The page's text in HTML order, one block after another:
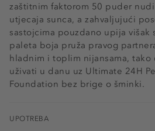
zaštitnim faktorom 50 puder
utjecaja sunca, a zahvaljujući
sastojcima pouzdano upija višak
paleta boja pruža pravog
hladnim i toplim nijansama, tako
uživati ​​u danu uz Ultimate 24H
Foundation bez brige o šminki.
UPOTREBA